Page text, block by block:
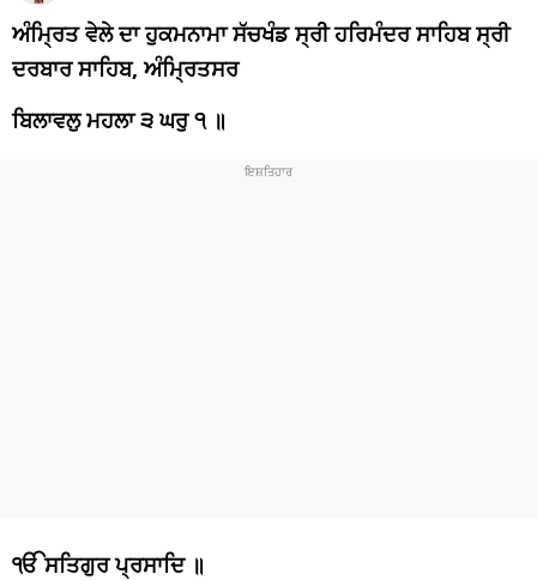
ਅੰਮ੍ਰਿਤ ਵੇਲੇ ਦਾ ਹੁਕਮਨਾਮਾ ਸੱਚਖੰਡ ਸ੍ਰੀ ਹਰਿਮੰਦਰ ਸਾਹਿਬ ਸ੍ਰੀ
ਦਰਬਾਰ ਸਾਹਿਬ, ਅੰਮ੍ਰਿਤਸਰ
ਬਿਲਾਵਲੁ ਮਹਲਾ ੩ ਘਰੁ ੧ ॥
ੴ ਸਤਿਗੁਰ ਪ੍ਰਸਾਦਿ ॥